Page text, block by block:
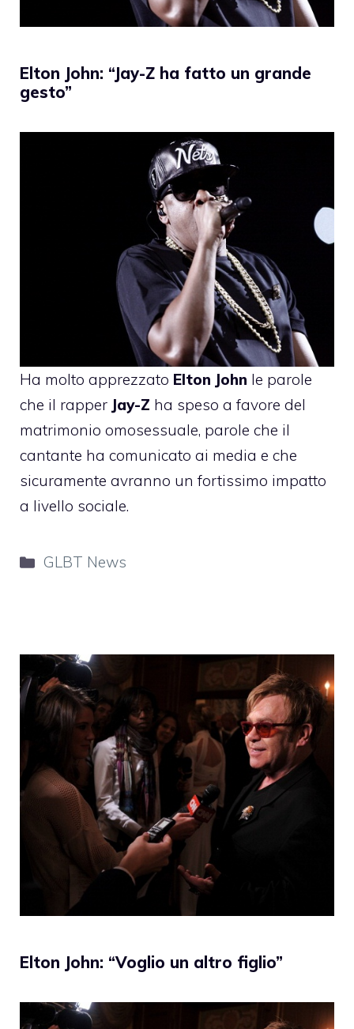
Elton John: “Jay-Z ha fatto un grande
gesto”
Ha molto apprezzato Elton John le parole
che il rapper Jay-Z ha speso a favore del
matrimonio omosessuale, parole che il
cantante ha comunicato ai media e che
sicuramente avranno un fortissimo impatto
a livello sociale.
Categorie
GLBT News
Elton John: “Voglio un altro figlio”